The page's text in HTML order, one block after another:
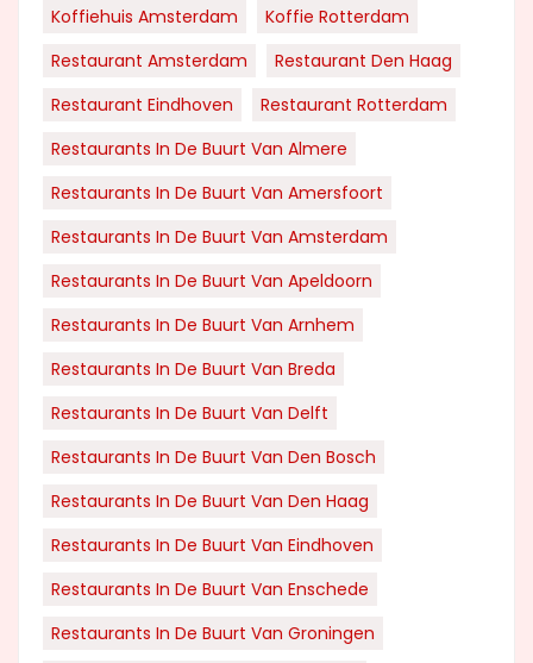
Koffiehuis Amsterdam
Koffie Rotterdam
Restaurant Amsterdam
Restaurant Den Haag
Restaurant Eindhoven
Restaurant Rotterdam
Restaurants In De Buurt Van Almere
Restaurants In De Buurt Van Amersfoort
Restaurants In De Buurt Van Amsterdam
Restaurants In De Buurt Van Apeldoorn
Restaurants In De Buurt Van Arnhem
Restaurants In De Buurt Van Breda
Restaurants In De Buurt Van Delft
Restaurants In De Buurt Van Den Bosch
Restaurants In De Buurt Van Den Haag
Restaurants In De Buurt Van Eindhoven
Restaurants In De Buurt Van Enschede
Restaurants In De Buurt Van Groningen